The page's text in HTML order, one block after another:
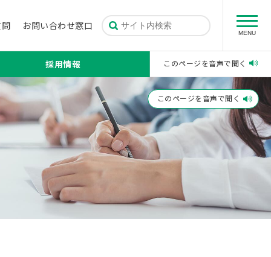
お問い合わせ窓口
MENU
採用情報 このページを音声で聞く
このページを音声で聞く